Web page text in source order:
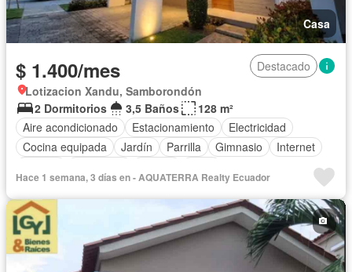
Casa
$ 1.400/mes
Destacado
Lotizacion Xandu, Samborondón
2 Dormitorios
3,5 Baños
128 m²
Aire acondicionado
Estacionamiento
Electricidad
Cocina equipada
Jardín Parrilla Gimnasio
Internet
Hace 1 semana, 3 días en - AQUATERRA Realty Ecuador